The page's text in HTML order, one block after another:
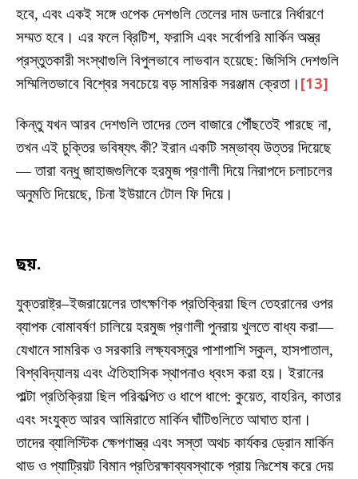
হবে, এবং একই সঙ্গে ওপেক দেশগুলি তেলের দাম ডলারে নির্ধারণে
সম্মত হবে। এর ফলে ব্রিটিশ, ফরাসি এবং সর্বোপরি মার্কিন অস্ত্র
প্রস্তুতকারী সংস্থাগুলি বিপুলভাবে লাভবান হয়েছে: জিসিসি দেশগুলি
সম্মিলিতভাবে বিশ্বের সবচেয়ে বড় সামরিক সরঞ্জাম ক্রেতা। [13]
কিন্তু যখন আরব দেশগুলি তাদের তেল বাজারে পৌঁছতেই পারছে না,
তখন এই চুক্তির ভবিষ্যৎ কী? ইরান একটি সম্ভাব্য উত্তর দিয়েছে
— তারা বন্ধু জাহাজগুলিকে হরমুজ প্রণালী দিয়ে নিরাপদে চলাচলের
অনুমতি দিয়েছে, চিনা ইউয়ানে টোল ফি দিয়ে।
ছয়.
যুক্তরাষ্ট্র–ইজরায়েলের তাৎক্ষণিক প্রতিক্রিয়া ছিল তেহরানের ওপর
ব্যাপক বোমাবর্ষণ চালিয়ে হরমুজ প্রণালী পুনরায় খুলতে বাধ্য করা—
যেখানে সামরিক ও সরকারি লক্ষ্যবস্তুর পাশাপাশি স্কুল, হাসপাতাল,
বিশ্ববিদ্যালয় এবং ঐতিহাসিক স্থাপনাও ধ্বংস করা হয়। ইরানের
পাল্টা প্রতিক্রিয়া ছিল পরিকল্পিত ও ধাপে ধাপে: কুয়েত, বাহরিন, কাতার
এবং সংযুক্ত আরব আমিরাতে মার্কিন ঘাঁটিগুলিতে আঘাত হানা।
তাদের ব্যালিস্টিক ক্ষেপণাস্ত্র এবং সস্তা অথচ কার্যকর ড্রোন মার্কিন
থাড ও প্যাট্রিয়ট বিমান প্রতিরক্ষাব্যবস্থাকে প্রায় নিঃশেষ করে দেয়